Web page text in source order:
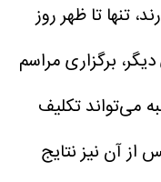
تنها تا ظهر روز
برگزاری مراسم
می‌تواند تکلیف
آن نیز نتایج